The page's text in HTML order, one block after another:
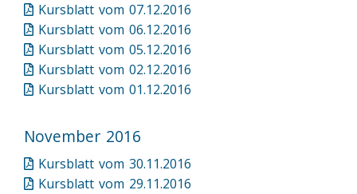
Kursblatt vom 07.12.2016
Kursblatt vom 06.12.2016
Kursblatt vom 05.12.2016
Kursblatt vom 02.12.2016
Kursblatt vom 01.12.2016
November 2016
Kursblatt vom 30.11.2016
Kursblatt vom 29.11.2016